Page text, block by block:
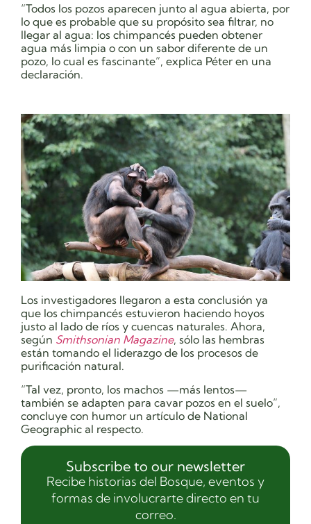
“Todos los pozos aparecen junto al agua abierta, por
lo que es probable que su propósito sea filtrar, no
llegar al agua: los chimpancés pueden obtener
agua más limpia o con un sabor diferente de un
pozo, lo cual es fascinante”, explica Péter en una
declaración.
Los investigadores llegaron a esta conclusión ya
que los chimpancés estuvieron haciendo hoyos
justo al lado de ríos y cuencas naturales. Ahora,
según Smithsonian Magazine, sólo las hembras
están tomando el liderazgo de los procesos de
purificación natural.
“Tal vez, pronto, los machos —más lentos—
también se adapten para cavar pozos en el suelo”,
concluye con humor un artículo de National
Geographic al respecto.
Subscribe to our newsletter
Recibe historias del Bosque, eventos y
formas de involucrarte directo en tu
correo.